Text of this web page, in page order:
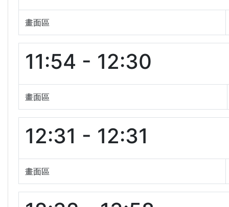
畫面區
11:54 - 12:30
畫面區
12:31 - 12:31
畫面區